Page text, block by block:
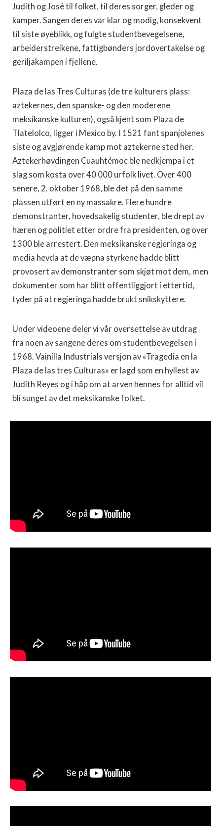
Judith og José til folket, til deres sorger, gleder og
kamper. Sangen deres var klar og modig, konsekvent
til siste øyeblikk, og fulgte studentbevegelsene,
arbeiderstreikene, fattigbønders jordovertakelse og
geriljakampen i fjellene.
Plaza de las Tres Culturas (de tre kulturers plass:
aztekernes, den spanske- og den moderene
meksikanske kulturen), også kjent som Plaza de
Tlatelolco, ligger i Mexico by. I 1521 fant spanjolenes
siste og avgjørende kamp mot aztekerne sted her.
Aztekerhøvdingen Cuauhtémoc ble nedkjempa i et
slag som kosta over 40 000 urfolk livet. Over 400
senere, 2. oktober 1968, ble det på den samme
plassen utført en ny massakre. Flere hundre
demonstranter, hovedsakelig studenter, ble drept av
hæren og politiet etter ordre fra presidenten, og over
1300 ble arrestert. Den meksikanske regjeringa og
media hevda at de væpna styrkene hadde blitt
provosert av demonstranter som skjøt mot dem, men
dokumenter som har blitt offentliggjort i ettertid,
tyder på at regjeringa hadde brukt snikskyttere.
Under videoene deler vi vår oversettelse av utdrag
fra noen av sangene deres om studentbevegelsen i
1968. Vainilla Industrials versjon av «Tragedia en la
Plaza de las tres Culturas» er lagd som en hyllest av
Judith Reyes og i håp om at arven hennes for alltid vil
bli sunget av det meksikanske folket.